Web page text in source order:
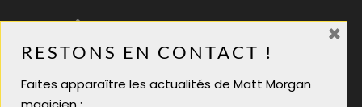
Magicien soirée tarif
RESTONS EN CONTACT !
Faites apparaître les actualités de Matt Morgan
×